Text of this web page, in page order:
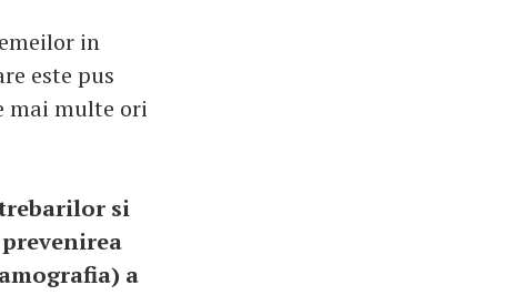
in
este pus
mai multe ori
si
a